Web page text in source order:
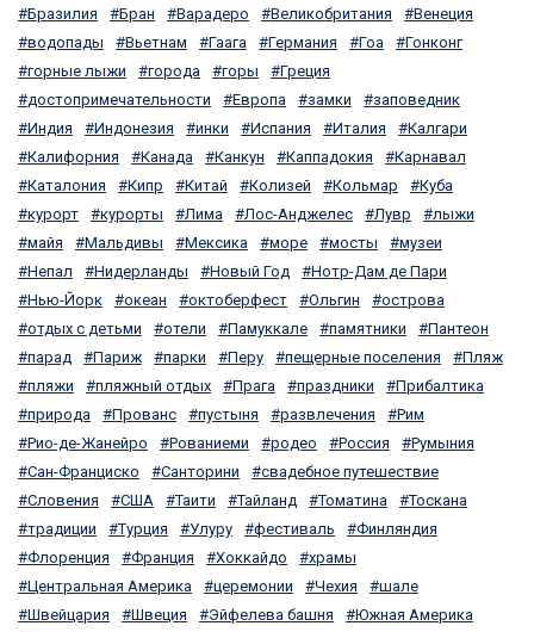
Бразилия Бран Варадеро Великобритания
Венеция
водопады
Вьетнам Гаага Германия Гоа
Гонконг
горные лыжи
города горы
Греция
достопримечательности
Европа замки
заповедник
Индия
Индонезия инки Испания Италия
Калгари
Калифорния
Канада Канкун Каппадокия
Карнавал
Каталония
Кипр Китай Колизей Кольмар
Куба
курорт
курорты Лима Лос-Анджелес Лувр
лыжи
майя
Мальдивы Мексика море мосты
музеи
Непал
Нидерланды Новый Год
Нотр-Дам де Пари
Нью-Йорк
океан октоберфест Ольгин
острова
отдых с детьми
отели Памуккале памятники
Пантеон
парад
Париж парки Перу пещерные поселения
Пляж
пляжи
пляжный отдых Прага праздники
Прибалтика
природа
Прованс пустыня развлечения
Рим
Рио-де-Жанейро
Рованиеми родео Россия
Румыния
Сан-Франциско
Санторини
свадебное путешествие
Словения
США Таити Тайланд Томатина
Тоскана
традиции
Турция Улуру фестиваль
Финляндия
Флоренция
Франция Хоккайдо
храмы
Центральная Америка
церемонии Чехия
шале
Швейцария
Швеция Эйфелева башня
Южная Америка